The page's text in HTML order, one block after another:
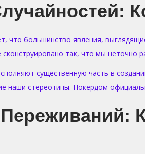
что большинство явления,
так, что мы неточно
существенную часть в
наши стереотипы. Покердом